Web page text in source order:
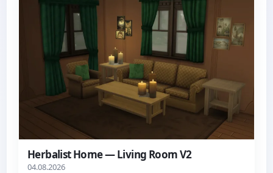
Herbalist Home — Living Room V2
04.08.2026